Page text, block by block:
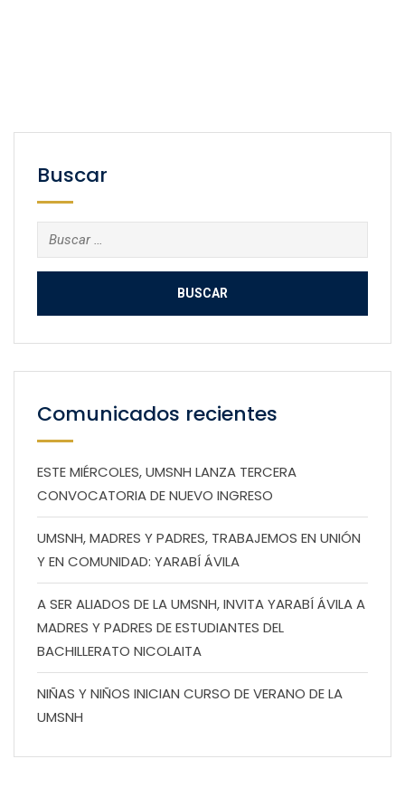
Buscar
Buscar:
Comunicados recientes
ESTE MIÉRCOLES, UMSNH LANZA TERCERA
CONVOCATORIA DE NUEVO INGRESO
UMSNH, MADRES Y PADRES, TRABAJEMOS EN UNIÓN
Y EN COMUNIDAD: YARABÍ ÁVILA
A SER ALIADOS DE LA UMSNH, INVITA YARABÍ ÁVILA A
MADRES Y PADRES DE ESTUDIANTES DEL
BACHILLERATO NICOLAITA
NIÑAS Y NIÑOS INICIAN CURSO DE VERANO DE LA
UMSNH